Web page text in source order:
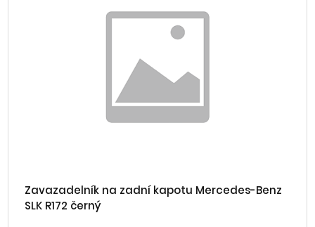
Zavazadelník na zadní kapotu Mercedes-Benz
SLK R172 černý